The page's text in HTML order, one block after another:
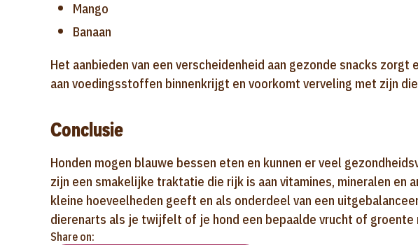
Mango
Banaan
Het aanbieden van een verscheidenheid aan gezonde snacks
aan voedingsstoffen binnenkrijgt en voorkomt verveling met zijn
Conclusie
Honden mogen blauwe bessen eten en kunnen er veel
zijn een smakelijke traktatie die rijk is aan vitamines, mineralen en
kleine hoeveelheden geeft en als onderdeel van een
dierenarts als je twijfelt of je hond een bepaalde vrucht of groente
Share on: